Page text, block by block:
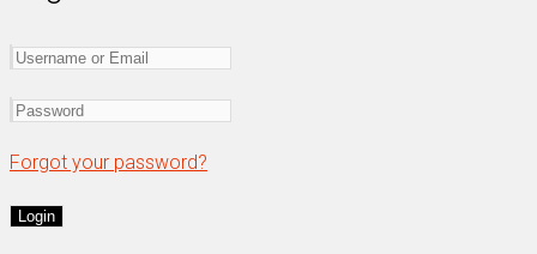
Forgot your password?